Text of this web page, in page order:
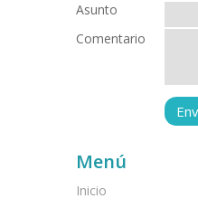
Asunto
Comentario
Menú
Inicio